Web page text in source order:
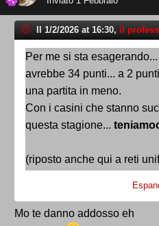
Il 1/2/2026 at 16:30, il
Per me si sta
avrebbe 34 punti... a 2
una partita in meno.
Con i casini che stanno
questa stagione...
(riposto anche qui a reti
Mo te danno addosso eh